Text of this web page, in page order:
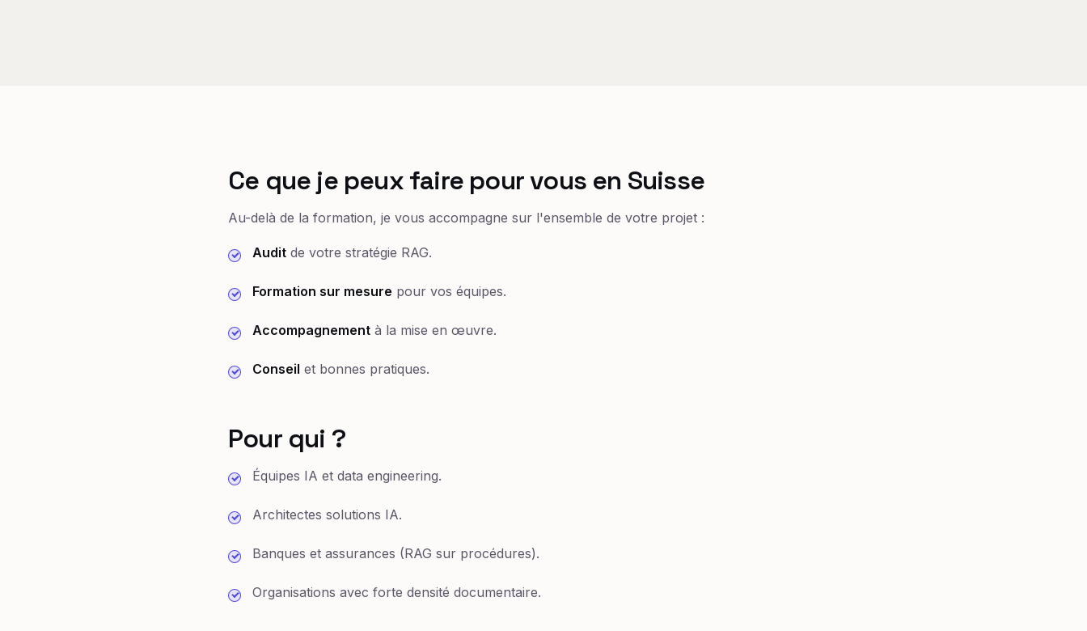
Ce que je peux faire pour vous en Suisse
Au-delà de la formation, je vous accompagne sur l'ensemble de votre projet :
Audit de votre stratégie RAG.
Formation sur mesure pour vos équipes.
Accompagnement à la mise en œuvre.
Conseil et bonnes pratiques.
Pour qui ?
Équipes IA et data engineering.
Architectes solutions IA.
Banques et assurances (RAG sur procédures).
Organisations avec forte densité documentaire.